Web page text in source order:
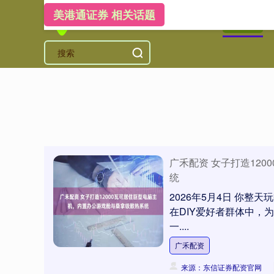
美港通证券 相关话题
广禾配资 女子打造
统
2026年5月4日 你整天
在DIY爱好者群体中，
一....
广禾配资
来源：东信证券配资官网